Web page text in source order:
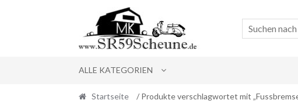
navigation
content
ALLE KATEGORIEN
Startseite / Produkte verschlagwortet mit